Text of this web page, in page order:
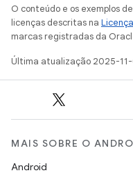
O conteúdo e os exemplos
licenças descritas na
marcas registradas da
Última atualização 2025-11-
MAIS SOBRE O
Android